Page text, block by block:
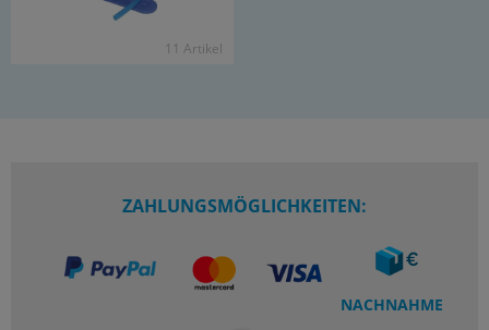
11 Ar­ti­kel
ZAHLUNGSMÖGLICHKEITEN:
NACHNAHME